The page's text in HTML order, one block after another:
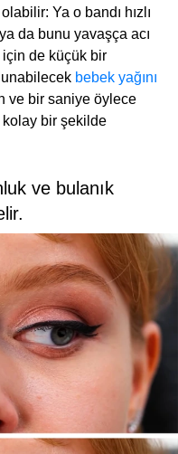
Ya o bandı hızlı
da bunu yavaşça acı
için de küçük bir
bebek yağını
ve bir saniye öylece
kolay bir şekilde
ve bulanık